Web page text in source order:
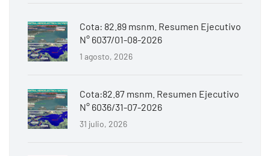
Cota: 82.89 msnm. Resumen Ejecutivo
N° 6037/01-08-2026
1 agosto, 2026
Cota:82.87 msnm. Resumen Ejecutivo
N° 6036/31-07-2026
31 julio, 2026